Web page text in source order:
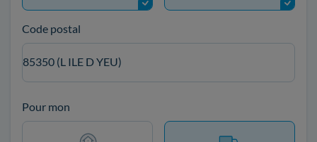
Code postal
85350 (L ILE D YEU)
Pour mon